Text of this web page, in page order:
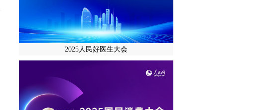
2025人民好医生大会